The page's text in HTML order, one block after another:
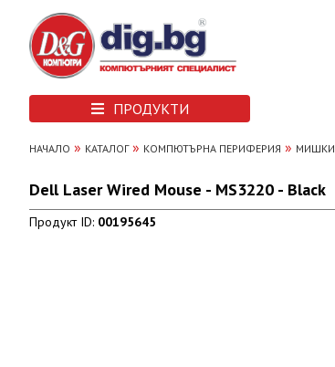
ПРОДУКТИ
НАЧАЛО » КАТАЛОГ» КОМПЮТЪРНА ПЕРИФЕРИЯ » МИШКИ
Dell Laser Wired Mouse - MS3220 - Black
Продукт ID: 00195645